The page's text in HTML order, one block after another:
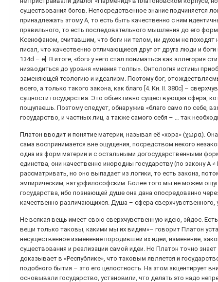
существования богов. Непосредственное знание подчиняется
принадлежать этому А, то есть быть качественно с ним
правильного, то есть последовательного мышления до его
Ксенофаном, считавшим, что боги ни телом, ни духом не
писал, что качественно отличающиеся друг от друга люди и
134d – e]. В итоге, «бог» у него стал пониматься как аллегория
низводиться до уровня «мнения толпы». Онтология истины
заменяющей теологию и идеализм. Поэтому бог,
всего, а только такого закона, как благо [4. Кн. II. 380с] –
сущности государства. Это объективно существующая сфера,
пощупаешь. Поэтому следует, обнаружив «благо само по себе,
государство, и частных лиц, а также самого себя – … так
Платон вводит и понятие материи, называя её «хора» (χώρα).
сама воспринимается вне ощущения, посредством некого
одна из форм материи и с остальными догосударственными
единства, они качественно инородны государству (по закону А
рассматривать, но оно выпадает из логики, то есть закона,
эмпирическим, натурфилософским. Более того мы не можем
государства, ибо познающей душе она дана опосредованно
качественно различающихся. Душа – сфера сверхчувственного,
Не всякая вещь имеет свою сверхчувственную идею, эйдос.
вещи только таковы, какими мы их видим»– говорит Платон
несущественное изменение породившей их идеи, изменение,
существования и реализации самой идеи. Но Платон точно
доказывает в «Республике», что таковым является и
подобного бытия – это его целостность. На этом акцентирует
основывали государство, установили, что делать это надо